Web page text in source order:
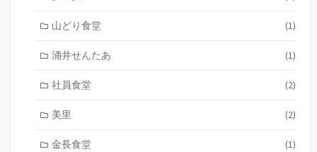
山どり食堂 (1)
涌井せんたあ (1)
社員食堂 (2)
美里 (2)
金長食堂 (1)